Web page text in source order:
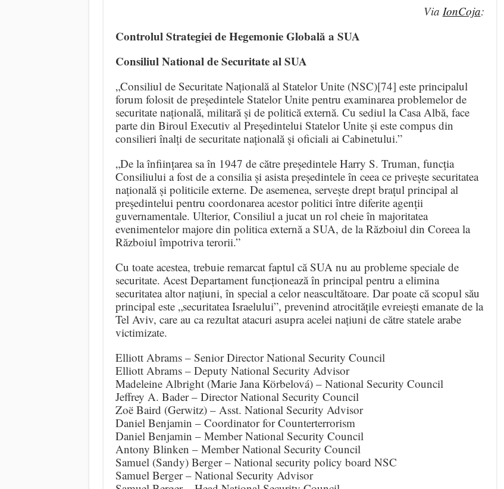
Via IonCoja:
Controlul Strategiei de Hegemonie Globală a SUA
Consiliul National de Securitate al SUA
„Consiliul de Securitate Națională al Statelor Unite (NSC)[74] este principalul
forum folosit de președintele Statelor Unite pentru examinarea problemelor de
securitate națională, militară și de politică externă. Cu sediul la Casa Albă, face
parte din Biroul Executiv al Președintelui Statelor Unite și este compus din
consilieri înalți de securitate națională și oficiali ai Cabinetului.”
„De la înființarea sa în 1947 de către președintele Harry S. Truman, funcția
Consiliului a fost de a consilia și asista președintele în ceea ce privește securitatea
națională și politicile externe. De asemenea, servește drept brațul principal al
președintelui pentru coordonarea acestor politici între diferite agenții
guvernamentale. Ulterior, Consiliul a jucat un rol cheie în majoritatea
evenimentelor majore din politica externă a SUA, de la Războiul din Coreea la
Războiul împotriva terorii.”
Cu toate acestea, trebuie remarcat faptul că SUA nu au probleme speciale de
securitate. Acest Departament funcționează în principal pentru a elimina
securitatea altor națiuni, în special a celor neascultătoare. Dar poate că scopul său
principal este „securitatea Israelului”, prevenind atrocitățile evreiești emanate de la
Tel Aviv, care au ca rezultat atacuri asupra acelei națiuni de către statele arabe
victimizate.
Elliott Abrams – Senior Director National Security Council
Elliott Abrams – Deputy National Security Advisor
Madeleine Albright (Marie Jana Körbelová) – National Security Council
Jeffrey A. Bader – Director National Security Council
Zoë Baird (Gerwitz) – Asst. National Security Advisor
Daniel Benjamin – Coordinator for Counterterrorism
Daniel Benjamin – Member National Security Council
Antony Blinken – Member National Security Council
Samuel (Sandy) Berger – National security policy board NSC
Samuel Berger – National Security Advisor